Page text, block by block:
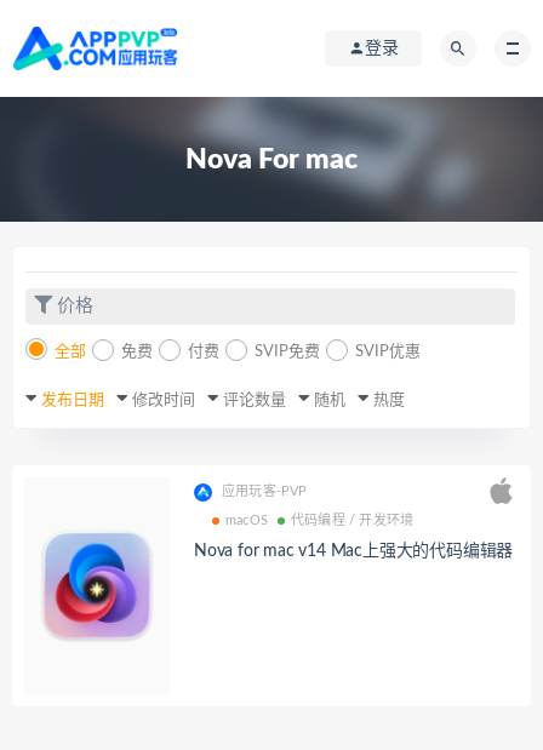
登录
Nova For mac
价格
全部 免费 付费 SVIP免费 SVIP优惠
发布日期 修改时间 评论数量 随机 热度
应用玩客-PVP
macOS 代码编程 / 开发环境
Nova for mac v14 Mac上强大的代码编辑器